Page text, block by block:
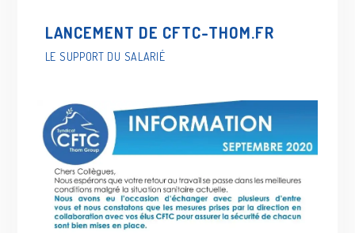
LANCEMENT DE CFTC-THOM.FR
LE SUPPORT DU SALARIÉ